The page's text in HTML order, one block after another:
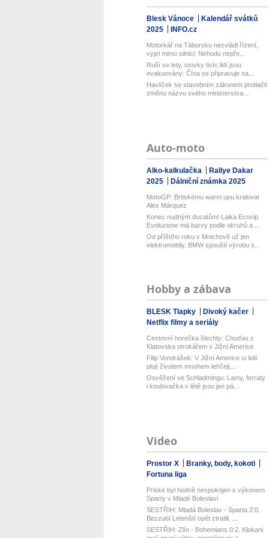
Blesk Vánoce
Kalendář svátků
2025
INFO.cz
Motorkář na Táborsku nezvládl řízení,
vyjel mimo silnici: Nehodu nepře...
Ruší se lety, stovky tisíc lidí jsou
evakuovány: Čína se připravuje na...
Havlíček se stavebním zákonem protlačil
změnu názvu svého ministerstva...
Auto-moto
Alko-kalkulačka
Rallye Dakar
2025
Dálniční známka 2025
MotoGP: Britskému warm upu kraloval
Alex Márquez
Konec nudným ducatům! Laika Ecovip
Evoluzione má barvy podle okruhů a ...
Od příštího roku v Mnichově už jen
elektromobily. BMW spouští výrobu s...
Hobby a zábava
BLESK Tlapky
Divoký kačer
Netflix filmy a seriály
Cestovní horečka šlechty: Chuďas z
Klatovska otrokářem v Jižní Americe
Filip Vondrášek: V Jižní Americe si lidé
plují životem mnohem lehčeji,...
Osvěžení ve Schladmingu: Lamy, ferraty
i koulovačka v létě jsou jen pá...
Video
Prostor X
Branky, body, kokoti
Fortuna liga
Priske byl hodně nespokojen s výkonem
Sparty v Mladé Boleslavi
SESTŘIH: Mladá Boleslav - Sparta 2:0.
Bezzubí Letenští opět ztratili. ...
SESTŘIH: Zlín - Bohemians 0:2. Klokani